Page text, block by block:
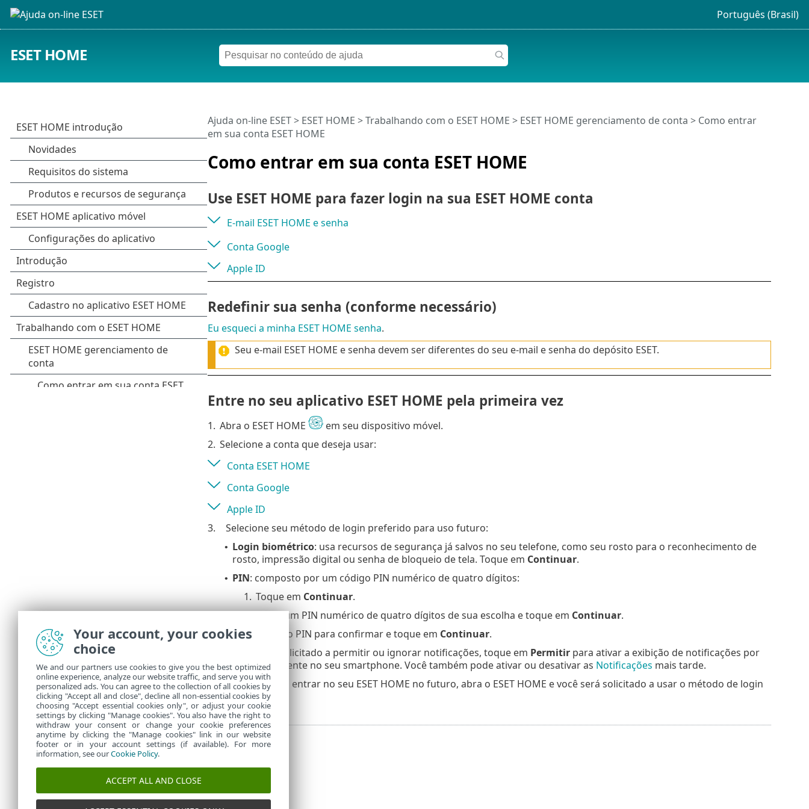
Português (Brasil)
ESET HOME
Como entrar em sua conta ESET HOME
Ajuda on-line ESET> ESET HOME >Trabalhando com o ESET HOME > ESET HOME gerenciamento de conta > Como entrar
em sua conta ESET HOME
Use ESET HOME para fazer login na sua ESET HOME conta
E-mail ESET HOME e senha
Conta Google
Apple ID
Redefinir sua senha (conforme necessário)
Eu esqueci a minha ESET HOME senha.
Seu e-mail ESET HOME e senha devem ser diferentes do seu e-mail e senha do depósito ESET.
Entre no seu aplicativo ESET HOME pela primeira vez
1. Abra o ESET HOME
em seu dispositivo móvel.
2. Selecione a conta que deseja usar:
Conta ESET HOME
Conta Google
Apple ID
3.
Selecione seu método de login preferido para uso futuro:
• Login biométrico: usa recursos de segurança já salvos no seu telefone, como seu rosto para o reconhecimento de
rosto, impressão digital ou senha de bloqueio de tela. Toque em Continuar.
• PIN: composto por um código PIN numérico de quatro dígitos:
1. Toque em Continuar.
2. Insira um PIN numérico de quatro dígitos de sua escolha e toque em Continuar.
3.
Repita o PIN para confirmar e toque em Continuar.
Se você for solicitado a permitir ou ignorar notificações, toque em Permitirpara ativar a exibição de notificações por
push diretamente no seu smartphone. Você também pode ativar ou desativar as Notificações mais tarde.
Você entrou. Para entrar no seu ESET HOME no futuro, abra o ESET HOME e você será solicitado a usar o método de login
selecionado.
Your account, your cookies
choice
We and our partners use cookies to give you the best optimized
online experience, analyze our website traffic, and serve you with
personalized ads. You can agree to the collection of all cookies by
clicking "Accept all and close", decline all non-essential cookies by
choosing "Accept essential cookies only", or adjust your cookie
settings by clicking "Manage cookies". You also have the right to
withdraw your consent or change your cookie preferences
anytime by clicking the "Manage cookies" link in our website
footer or in your account settings (if available). For more
information, see ourCookie Policy.
ACCEPT ALL AND CLOSE